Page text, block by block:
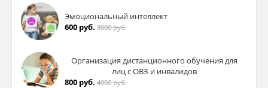
Эмоциональный интеллект
600 руб. 3000 руб.
Организация дистанционного обучения для
лиц с ОВЗ и инвалидов
800 руб. 4000 руб.